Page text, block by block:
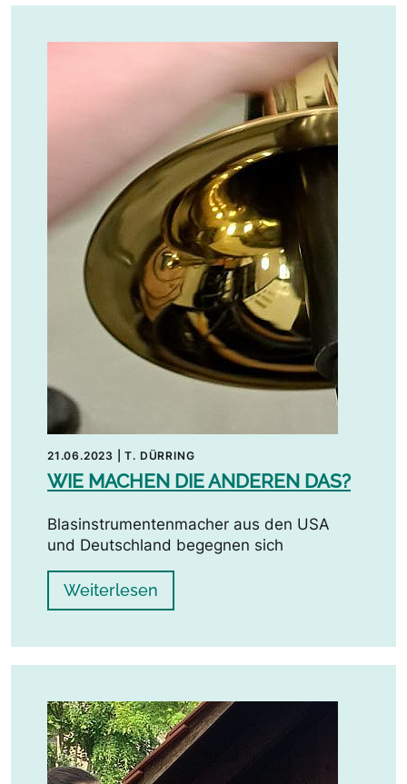
21.06.2023 |T. DÜRRING
WIE MACHEN DIE ANDEREN DAS?
Blasinstrumentenmacher aus den USA
und Deutschland begegnen sich
Weiterlesen